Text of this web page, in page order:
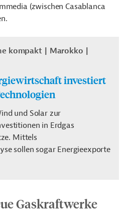
(zwischen Casablanca
kompakt
Marokko
investiert
und Solar zur
in Erdgas
Mittels
sollen sogar Energieexporte
Gaskraftwerke